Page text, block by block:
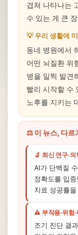
겹쳐 나타나는
수 있는 게 큰
💡 우리 생활에
동네 병원에서
어떤 뇌질환 위
병을 일찍 발견
빨리 시작할 수
노후를 지키는
⚖️ 이 뉴스, 다르
🔬 최신 연구·
AI가 단백질
정확도를 입
치료 성공률
⚠️ 부작용·위험
조기 진단 결